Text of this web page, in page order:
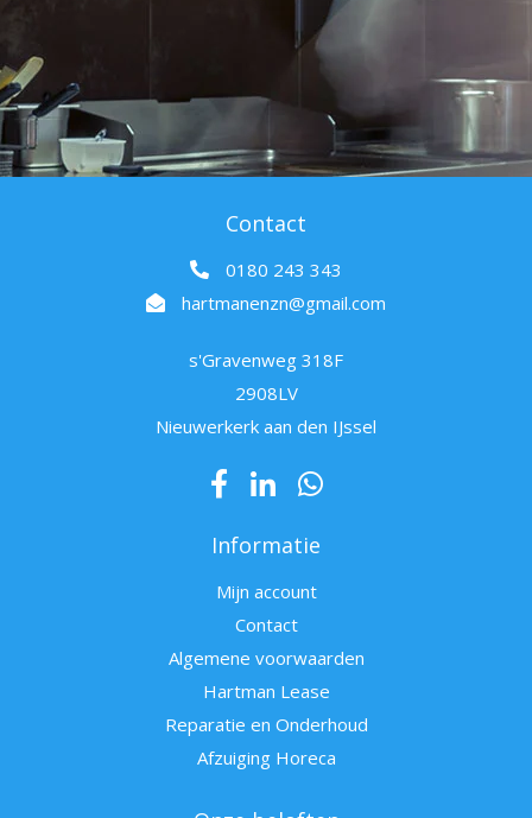
Contact
0180 243 343
hartmanenzn@gmail.com
s'Gravenweg 318F
2908LV
Nieuwerkerk aan den IJssel
Informatie
Mijn account
Contact
Algemene voorwaarden
Hartman Lease
Reparatie en Onderhoud
Afzuiging Horeca